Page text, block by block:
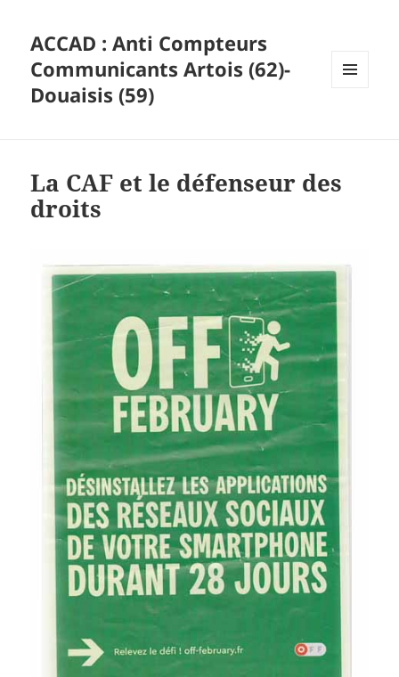
ACCAD : Anti Compteurs
Communicants Artois (62)-
Douaisis (59)
La CAF et le défenseur des
droits